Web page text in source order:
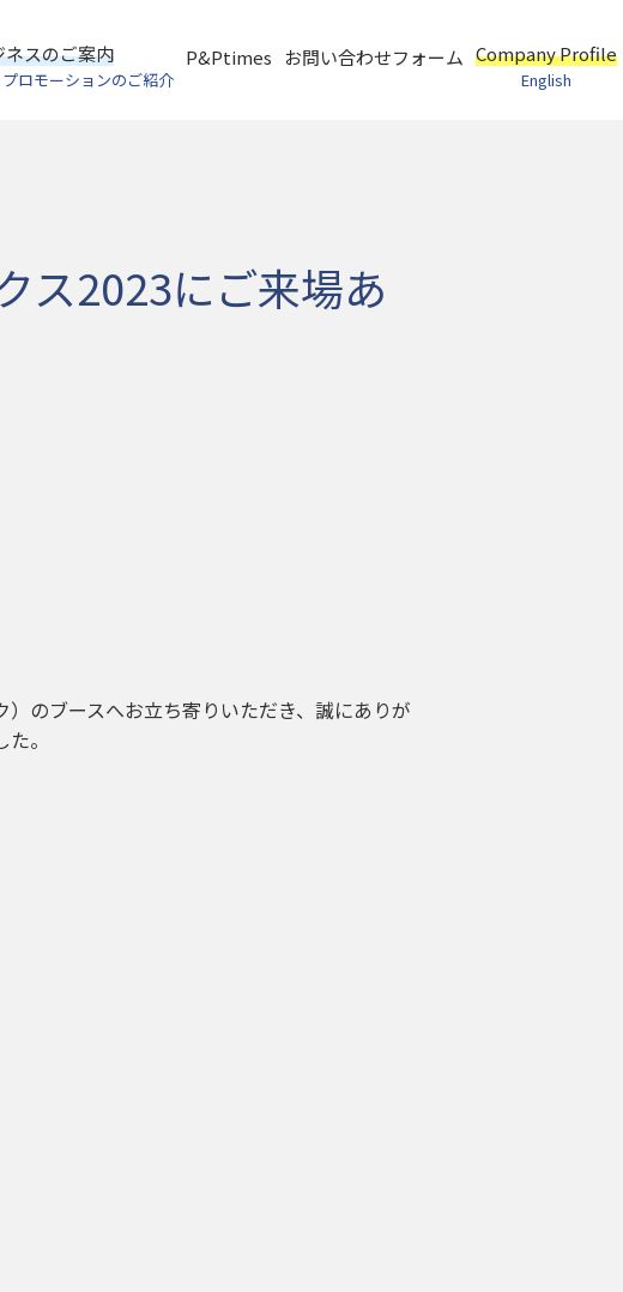
ネスのご案内
ロモーションのご紹介
P&Ptimes お問い合わせフォーム Company Profile
English
ス2023にご来場あ
のブースへお立ち寄りいただき、誠にありが
。